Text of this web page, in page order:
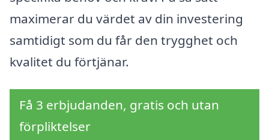
maximerar du värdet av din investering
samtidigt som du får den trygghet och
kvalitet du förtjänar.
Få 3 erbjudanden, gratis och utan
förpliktelser